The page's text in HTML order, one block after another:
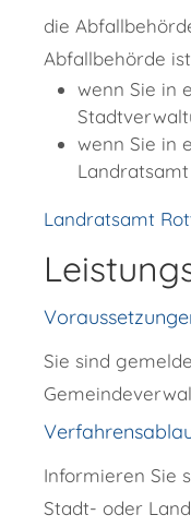
die
Abfallbehörde ist,
wenn Sie in
wenn Sie in
Landratsamt
Landratsamt
Sie sind
Informieren Sie
Stadt- oder